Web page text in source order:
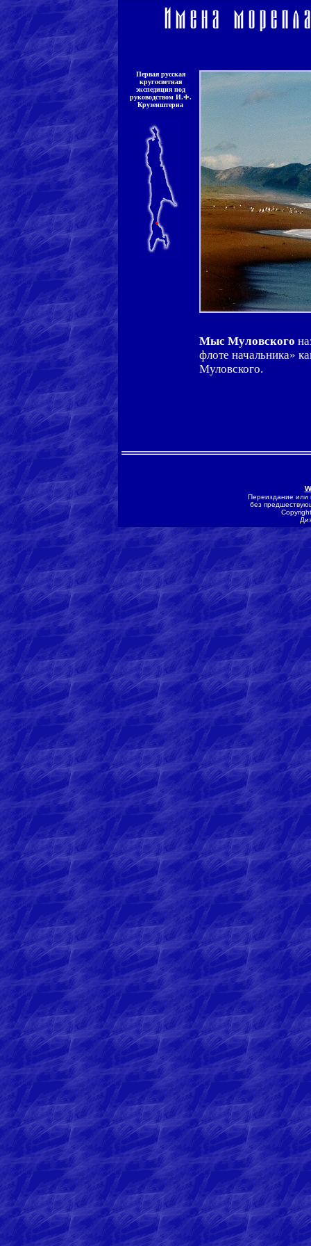
Первая русская
кругосветная
экспедиция под
руководством И.Ф.
Крузенштерна
Мыс Муловского
флоте начальника»
Муловского.
Переиздание или
без